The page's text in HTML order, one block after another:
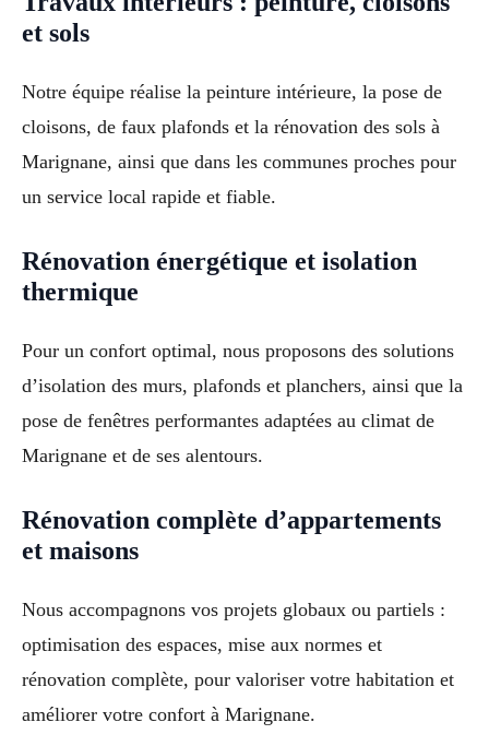
et sols
Notre équipe réalise la peinture intérieure, la pose de
cloisons, de faux plafonds et la rénovation des sols à
Marignane, ainsi que dans les communes proches pour
un service local rapide et fiable.
Rénovation énergétique et isolation
thermique
Pour un confort optimal, nous proposons des solutions
d’isolation des murs, plafonds et planchers, ainsi que la
pose de fenêtres performantes adaptées au climat de
Marignane et de ses alentours.
Rénovation complète d’appartements
et maisons
Nous accompagnons vos projets globaux ou partiels :
optimisation des espaces, mise aux normes et
rénovation complète, pour valoriser votre habitation et
améliorer votre confort à Marignane.